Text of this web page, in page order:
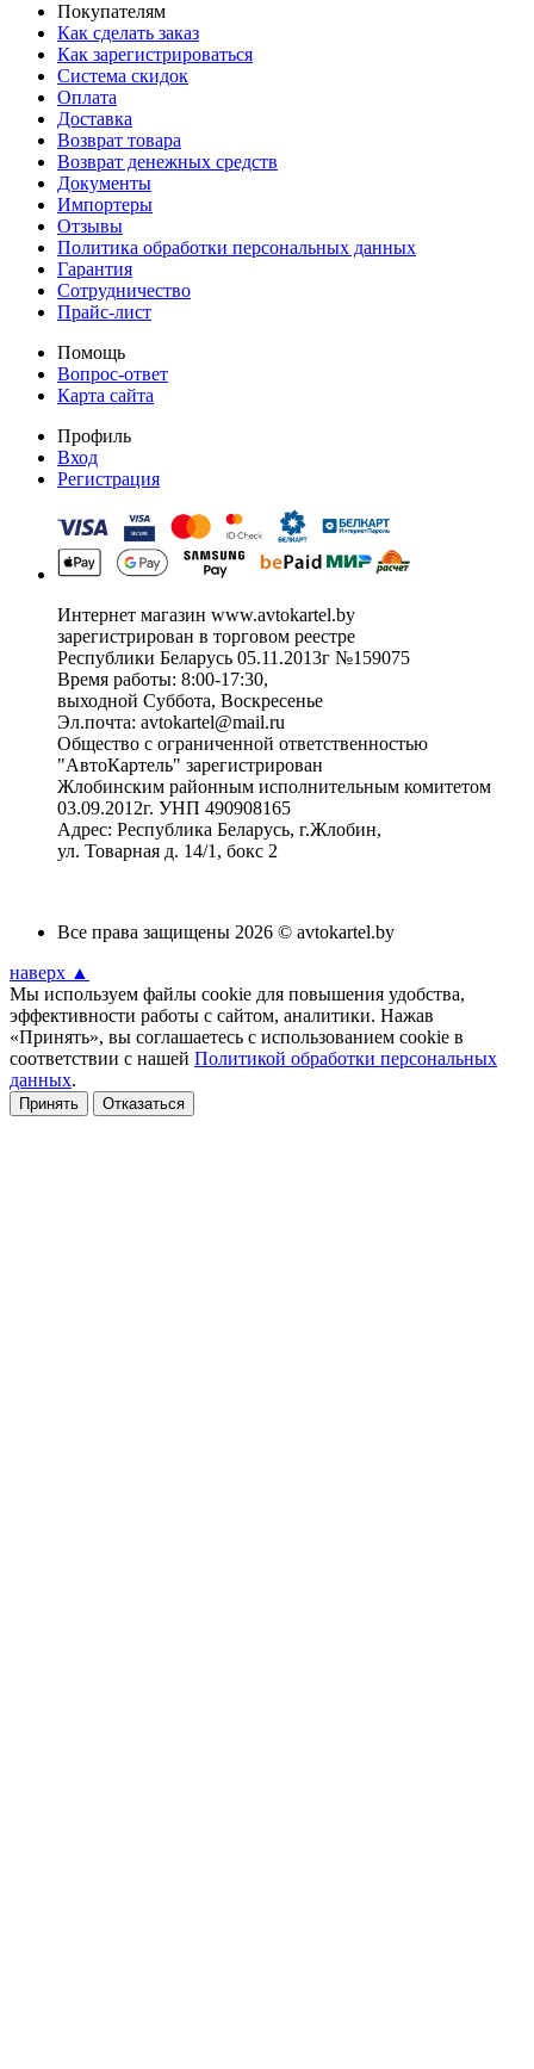
Покупателям
Как сделать заказ
Как зарегистрироваться
Система скидок
Оплата
Доставка
Возврат товара
Возврат денежных средств
Документы
Импортеры
Отзывы
Политика обработки персональных данных
Гарантия
Сотрудничество
Прайс-лист
Помощь
Вопрос-ответ
Карта сайта
Профиль
Вход
Регистрация
Интернет магазин www.avtokartel.by
зарегистрирован в торговом реестре
Республики Беларусь 05.11.2013г №159075
Время работы: 8:00-17:30,
выходной Суббота, Воскресенье
Эл.почта: avtokartel@mail.ru
Общество с ограниченной ответственностью
"АвтоКартель" зарегистрирован
Жлобинским районным исполнительным комитетом
03.09.2012г. УНП 490908165
Адрес: Республика Беларусь, г.Жлобин,
ул. Товарная д. 14/1, бокс 2
Все права защищены 2026 © avtokartel.by
наверх ▲
Мы используем файлы cookie для повышения удобства,
эффективности работы с сайтом, аналитики. Нажав
«Принять», вы соглашаетесь с использованием cookie в
соответствии с нашей Политикой обработки персональных
данных.
Принять Отказаться